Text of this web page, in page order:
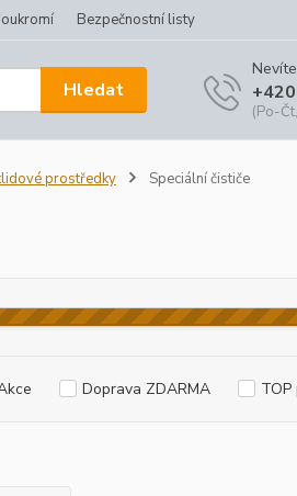
Bezpečnostní listy
Hledat
(Po-
prostředky Speciální čističe
Doprava ZDARMA